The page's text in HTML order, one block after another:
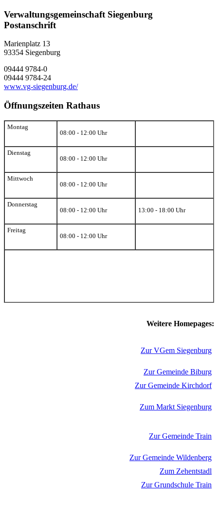
Verwaltungsgemeinschaft Siegenburg
Postanschrift
Marienplatz 13
93354 Siegenburg
09444 9784-0
09444 9784-24
www.vg-siegenburg.de/
Öffnungszeiten Rathaus
Montag
08:00 - 12:00 Uhr
Dienstag
08:00 - 12:00 Uhr
Mittwoch
08:00 - 12:00 Uhr
Donnerstag
08:00 - 12:00 Uhr
13:00 - 18:00 Uhr
Freitag
08:00 - 12:00 Uhr
Weitere Homepages:
Zur VGem Siegenburg
Zur Gemeinde Biburg
Zur Gemeinde Kirchdorf
Zum Markt Siegenburg
Zur Gemeinde Train
Zur Gemeinde Wildenberg
Zum Zehentstadl
Zur Grundschule Train